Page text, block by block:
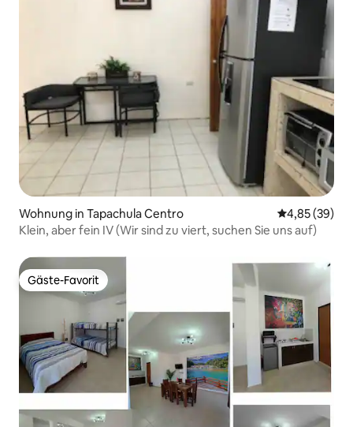
Wohnung in Tapachula Centro
4,85 (39)
Klein, aber fein IV (Wir sind zu viert, suchen Sie uns auf)
Gäste-Favorit
Gäste-Favorit